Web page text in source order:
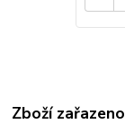
Zboží